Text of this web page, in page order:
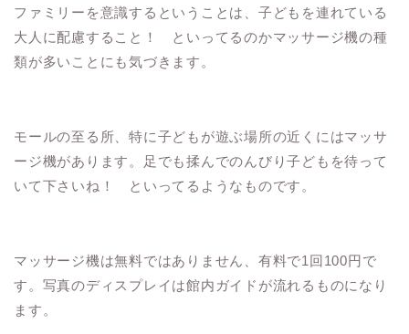
ファミリーを意識するということは、子どもを連れている
大人に配慮すること！ といってるのかマッサージ機の種
類が多いことにも気づきます。
モールの至る所、特に子どもが遊ぶ場所の近くにはマッサ
ージ機があります。足でも揉んでのんびり子どもを待って
いて下さいね！ といってるようなものです。
マッサージ機は無料ではありません、有料で1回100円で
す。写真のディスプレイは館内ガイドが流れるものになり
ます。